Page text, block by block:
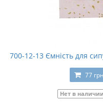
700-12-13 Ємність для
77
Нет в наличии